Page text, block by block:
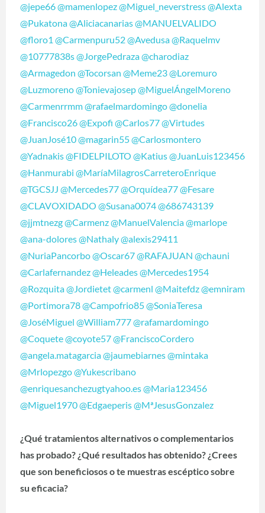
@jepe66@mamenlopez@Miguel_neverstress@Alexta
@Pukatona@Aliciacanarias@MANUELVALIDO
@floro1 @Carmenpuru52@Avedusa@Raquelmv
@10777838s@JorgePedraza@charodiaz
@Armagedon @Tocorsan @Meme23@Loremuro
@Luzmoreno@Tonievajosep@MiguelÁngelMoreno
@Carmenrrmm@rafaelmardomingo@donelia
@Francisco26@Expofi @Carlos77@Virtudes
@JuanJosé10@magarin55@Carlosmontero
@Yadnakis@FIDELPILOTO @Katius@JuanLuis123456
@Hanmurabi @MaríaMilagrosCarreteroEnrique
@TGCSJJ @Mercedes77@Orquídea77@Fesare
@CLAVOXIDADO @Susana0074@686743139
@jjmtnezg@Carmenz@ManuelValencia@marlope
@ana-dolores@Nathaly@alexis29411
@NuriaPancorbo@Oscar67@RAFAJUAN @chauni
@Carlafernandez@Heleades@Mercedes1954
@Rozquita@Jordietet@carmenl @Maitefdz@emniram
@Portimora78@Campofrio85@SoniaTeresa
@JoséMiguel @William777@rafamardomingo
@Coquete@coyote57@FranciscoCordero
@angela.matagarcia@jaumebiarnes@mintaka
@Mrlopezgo@Yukescribano
@enriquesanchezugtyahoo.es@Maria123456
@Miguel1970@Edgaeperis@MªJesusGonzalez
¿Qué tratamientos alternativos o complementarios
has probado? ¿Qué resultados has obtenido? ¿Crees
que son beneficiosos o te muestras escéptico sobre
su eficacia?